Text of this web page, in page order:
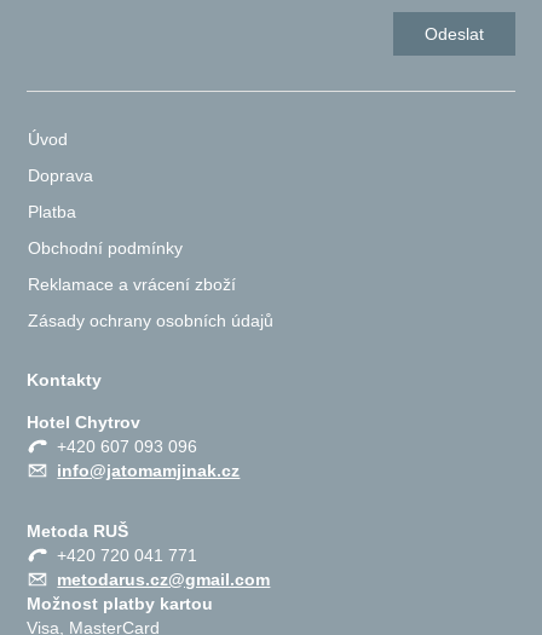
Úvod
Doprava
Platba
Obchodní podmínky
Reklamace a vrácení zboží
Zásady ochrany osobních údajů
Kontakty
Hotel Chytrov
+420 607 093 096
info@jatomamjinak.cz
Metoda RUŠ
+420 720 041 771
metodarus.cz@gmail.com
Možnost platby kartou
Visa, MasterCard